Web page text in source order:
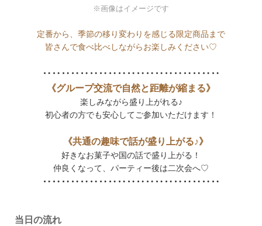
※画像はイメージです
定番から、季節の移り変わりを感じる限定商品まで
皆さんで食べ比べしながらお楽しみください♡
‥‥‥‥‥‥‥‥‥‥‥‥‥‥‥‥‥‥‥
《グループ交流で自然と距離が縮まる》
楽しみながら盛り上がれる♪
初心者の方でも安心してご参加いただけます！
《共通の趣味で話が盛り上がる♪》
好きなお菓子や国の話で盛り上がる！
仲良くなって、パーティー後は二次会へ♡
‥‥‥‥‥‥‥‥‥‥‥‥‥‥‥‥‥‥‥
当日の流れ